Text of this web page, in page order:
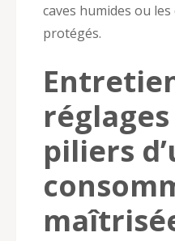
caves humides ou
protégés.
réglages
piliers